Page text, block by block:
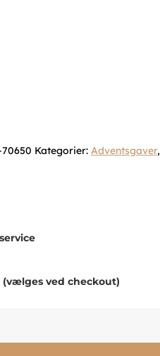
Kategorier: Adventsgaver,
ved checkout)